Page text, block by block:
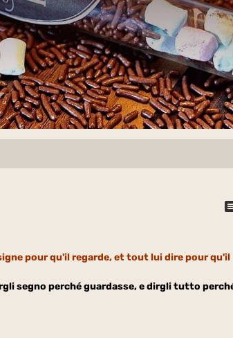
pour qu'il regarde, et tout lui dire pour qu'il
segno perché guardasse, e dirgli tutto